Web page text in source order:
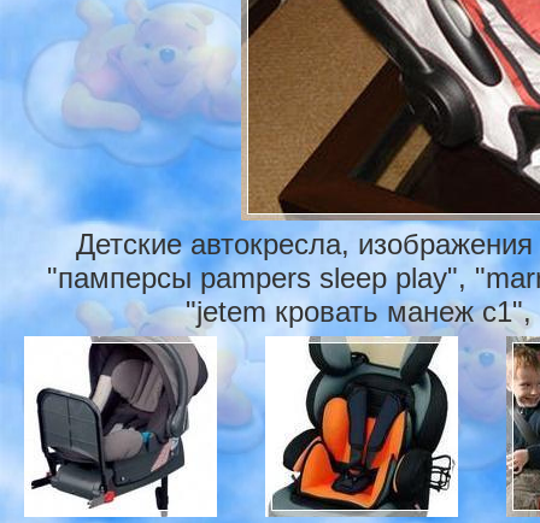
Детские автокресла,
"памперсы pampers sleep play",
"jetem кровать манеж